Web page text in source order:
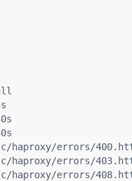
haproxy/errors/
haproxy/errors/
haproxy/errors/